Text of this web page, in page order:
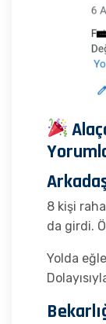
8 kişi
da girdi.
Yolda